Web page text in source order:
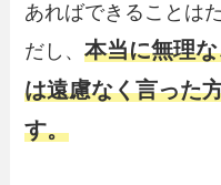
あればできることは
だし、本当に無理
は遠慮なく言った
す。